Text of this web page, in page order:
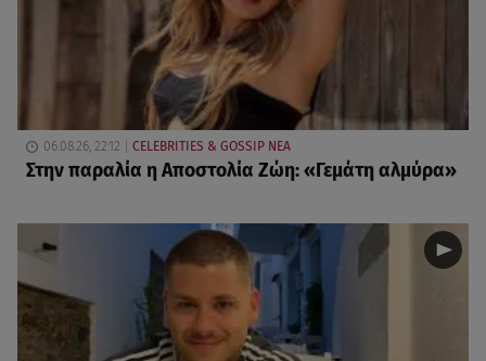
06.08.26, 22:12 CELEBRITIES & GOSSIP ΝΕΑ
Στην παραλία η Αποστολία Ζώη: «Γεμάτη αλμύρα»